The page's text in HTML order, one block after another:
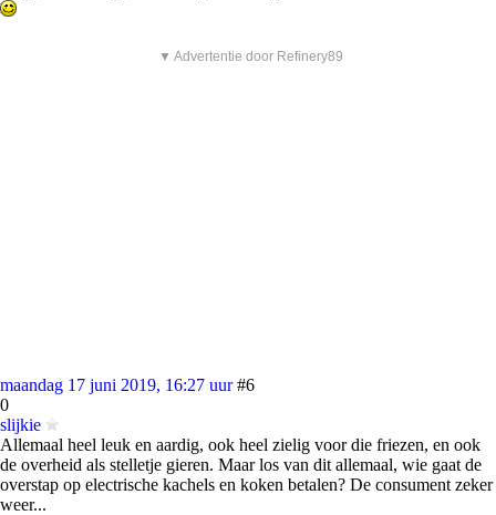
▼ Advertentie door Refinery89
maandag 17 juni 2019, 16:27 uur #6
0
slijkie
Allemaal heel leuk en aardig, ook heel zielig voor die friezen, en ook
de overheid als stelletje gieren. Maar los van dit allemaal, wie gaat de
overstap op electrische kachels en koken betalen? De consument zeker
weer...